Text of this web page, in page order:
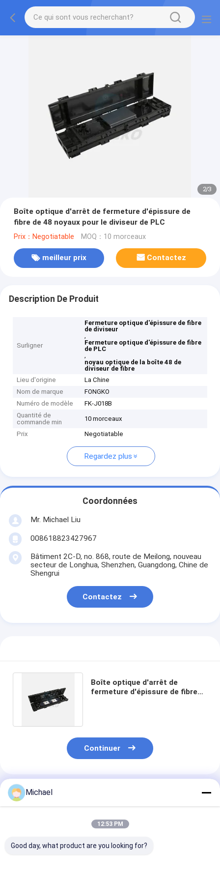
3/3
Boîte optique d'arrêt de fermeture d'épissure de
fibre de 48 noyaux pour le diviseur de PLC
Prix：Negotiatable MOQ：10 morceaux
meilleur prix Contactez
Description De Produit
Surligner
Fermeture optique d'épissure de fibre
de diviseur
,
Fermeture optique d'épissure de fibre
de PLC
,
noyau optique de la boîte 48 de
diviseur de fibre
Lieu d'origine
La Chine
Nom de marque
FONGKO
Numéro de modèle
FK-J018B
Quantité de
commande min
10 morceaux
Prix Negotiatable
Regardez plus
Coordonnées
Mr. Michael Liu
008618823427967
Bâtiment 2C-D, no. 868, route de Meilong, nouveau
secteur de Longhua, Shenzhen, Guangdong, Chine de
Shengrui
Contactez
Boîte optique d'arrêt de
fermeture d'épissure de fibre
Continuer
Produits Recommandés
Michael
12:53 PM
Good day, what product are you looking for?